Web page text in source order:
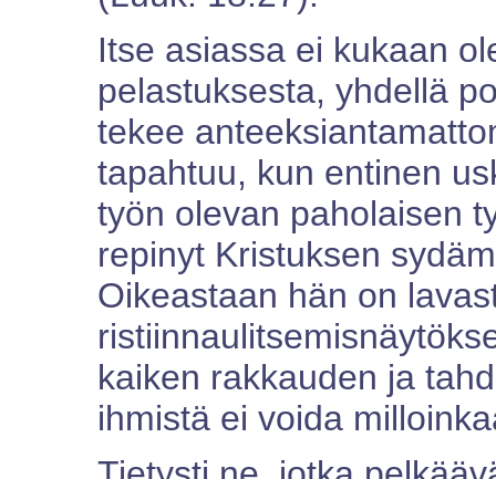
Itse asiassa ei kukaan
pelastuksesta, yhdellä
tekee
tapahtuu, kun entinen
työn olevan paholaisen
repinyt Kristuksen
Oikeastaan hän on
kaiken rakkauden ja
ihmistä ei voida